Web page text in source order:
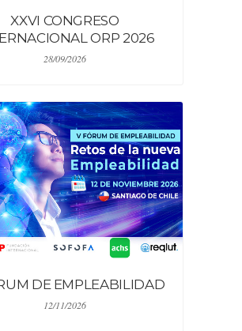
XXVI CONGRESO
ORP 2026
28/09/2026
DE EMPLEABILIDAD
12/11/2026